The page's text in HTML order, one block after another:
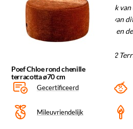
of lager uitvallen, dit is afhankelijk
stoffen. De gemiddelde levertijd van
Informeer naar de mogelijkheden en
Materiaal/kleurcode: Dress me 12
Gecertificeerd
Mileuvriendelijk
Poef Chloe rond chenille
terracotta ø70 cm